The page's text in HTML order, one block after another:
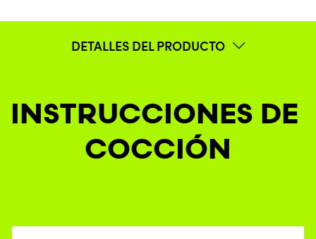
DETALLES DEL PRODUCTO
INSTRUCCIONES DE
COCCIÓN